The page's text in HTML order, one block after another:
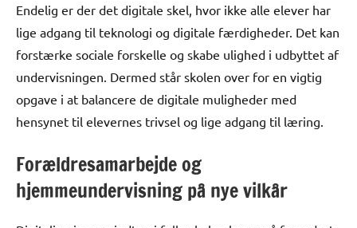
Endelig er der det digitale skel, hvor ikke alle elever har
lige adgang til teknologi og digitale færdigheder. Det kan
forstærke sociale forskelle og skabe ulighed i udbyttet af
undervisningen. Dermed står skolen over for en vigtig
opgave i at balancere de digitale muligheder med
hensynet til elevernes trivsel og lige adgang til læring.
Forældresamarbejde og
hjemmeundervisning på nye vilkår